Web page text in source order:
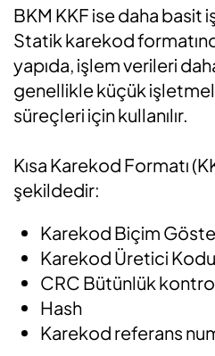
BKM KKF ise daha basit
Statik karekod
yapıda, işlem verileri
genellikle küçük
süreçleri için kullanılır.
Kısa Karekod Formatı
şekildedir:
Karekod Biçim
Karekod Üretici Kodu
CRC Bütünlük
Hash
Karekod referans